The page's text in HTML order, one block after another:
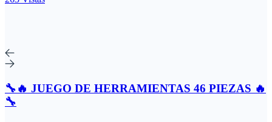
🔧🔥 JUEGO DE HERRAMIENTAS 46 PIEZAS 🔥
🔧